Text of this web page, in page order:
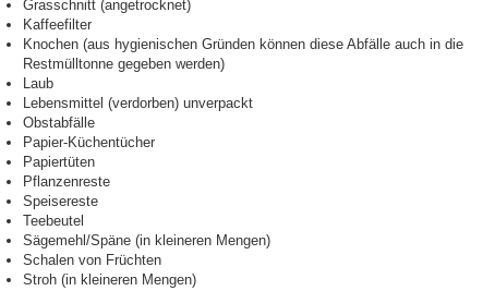
Grasschnitt (angetrocknet)
Kaffeefilter
Knochen (aus hygienischen Gründen können diese Abfälle auch in die
Restmülltonne gegeben werden)
Laub
Lebensmittel (verdorben) unverpackt
Obstabfälle
Papier-Küchentücher
Papiertüten
Pflanzenreste
Speisereste
Teebeutel
Sägemehl/Späne (in kleineren Mengen)
Schalen von Früchten
Stroh (in kleineren Mengen)